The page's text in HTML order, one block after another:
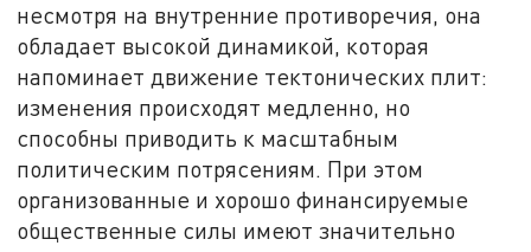
несмотря на внутренние противоречия, она
обладает высокой динамикой, которая
напоминает движение тектонических плит:
изменения происходят медленно, но
способны приводить к масштабным
политическим потрясениям. При этом
организованные и хорошо финансируемые
общественные силы имеют значительно